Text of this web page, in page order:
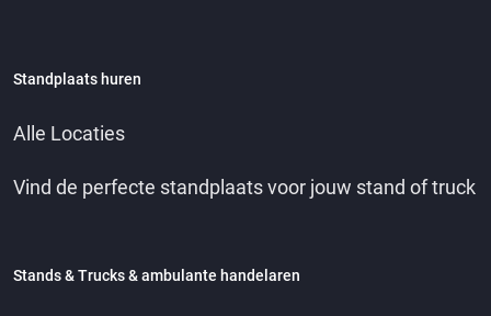
Standplaats huren
Alle Locaties
Vind de perfecte standplaats voor jouw stand of truck
Stands & Trucks & ambulante handelaren